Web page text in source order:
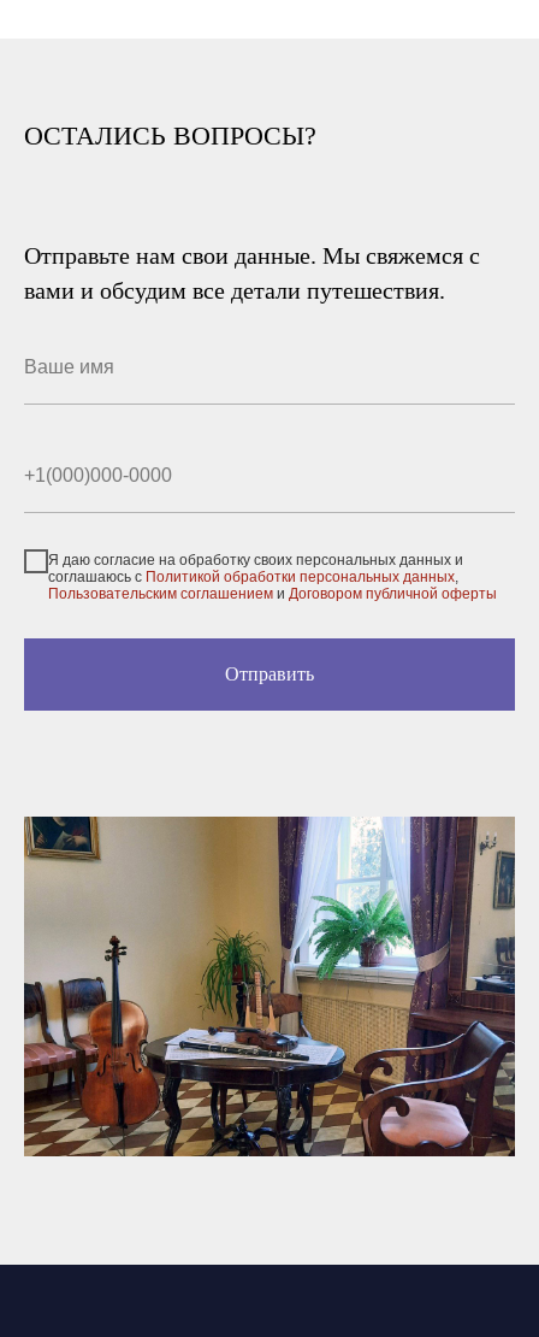
ОСТАЛИСЬ ВОПРОСЫ?
Отправьте нам свои данные. Мы свяжемся с
вами и обсудим все детали путешествия.
Я даю согласие на обработку своих персональных данных и
соглашаюсь с Политикой обработки персональных данных,
Пользовательским соглашением и Договором публичной оферты
Отправить